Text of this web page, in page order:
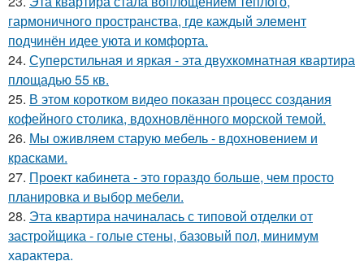
гармоничного пространства, где каждый элемент
подчинён идее уюта и комфорта.
24. Суперстильная и яркая - эта двухкомнатная квартира
площадью 55 кв.
25. В этом коротком видео показан процесс создания
кофейного столика, вдохновлённого морской темой.
26. Мы оживляем старую мебель - вдохновением и
красками.
27. Проект кабинета - это гораздо больше, чем просто
планировка и выбор мебели.
28. Эта квартира начиналась с типовой отделки от
застройщика - голые стены, базовый пол, минимум
характера.